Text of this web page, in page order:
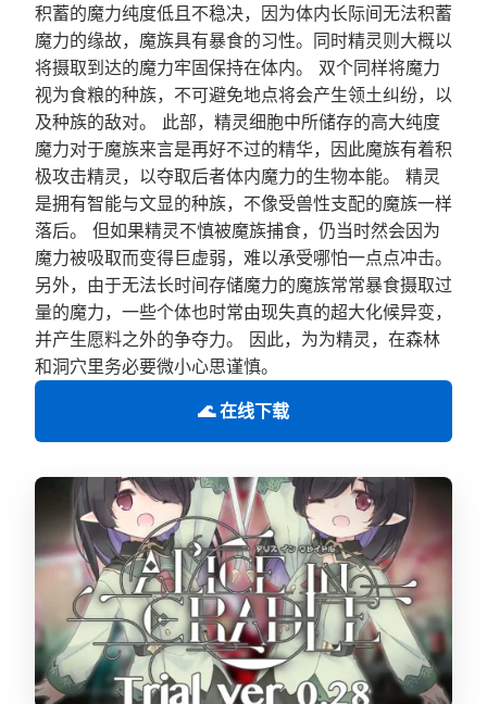
积蓄的魔力纯度低且不稳决，因为体内长际间无法积蓄
魔力的缘故，魔族具有暴食的习性。同时精灵则大概以
将摄取到达的魔力牢固保持在体内。 双个同样将魔力
视为食粮的种族，不可避免地点将会产生领土纠纷，以
及种族的敌对。 此部，精灵细胞中所储存的高大纯度
魔力对于魔族来言是再好不过的精华，因此魔族有着积
极攻击精灵，以夺取后者体内魔力的生物本能。 精灵
是拥有智能与文显的种族，不像受兽性支配的魔族一样
落后。 但如果精灵不慎被魔族捕食，仍当时然会因为
魔力被吸取而变得巨虚弱，难以承受哪怕一点点冲击。
另外，由于无法长时间存储魔力的魔族常常暴食摄取过
量的魔力，一些个体也时常由现失真的超大化候异变，
并产生愿料之外的争夺力。 因此，为为精灵，在森林
和洞穴里务必要微小心思谨慎。
🌊 在线下载